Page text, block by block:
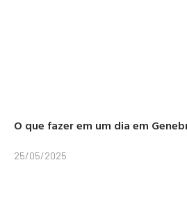
O que fazer em um dia em
25/05/2025